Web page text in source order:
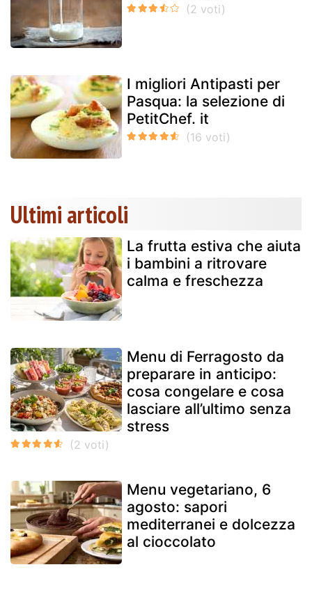
I migliori Antipasti per
Pasqua: la selezione di
PetitChef. it
Ultimi articoli
La frutta estiva che aiuta
i bambini a ritrovare
calma e freschezza
Menu di Ferragosto da
preparare in anticipo:
cosa congelare e cosa
lasciare all’ultimo senza
stress
Menu vegetariano, 6
agosto: sapori
mediterranei e dolcezza
al cioccolato